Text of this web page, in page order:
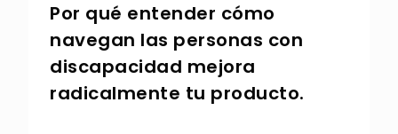
Por qué entender cómo
navegan las personas con
discapacidad mejora
radicalmente tu producto.